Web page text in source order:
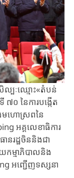
ល្បៈឈ្មោះ​«តំបន់
០ ​នៃ​ការបង្កើត
ងមហោស្រព​នៃ​
អគ្គលេ​ខាធិការ​
ន​រដ្ឋ​ចិន​និងជា​
កម្មាភិបាលនិង
អញ្ជើញទស្សនា